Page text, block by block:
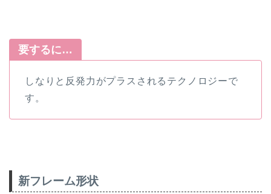
要するに…
しなりと反発力がプラスされるテクノロジーで
す。
新フレーム形状